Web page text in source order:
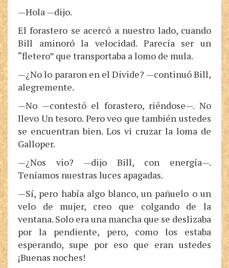
—Hola —dijo.
El forastero se acercó a nuestro lado, cuando
Bill aminoró la velocidad. Parecía ser un
“fletero” que transportaba a lomo de mula.
—¿No lo pararon en el Divide? —continuó Bill,
alegremente.
—No —contestó el forastero, riéndose—. No
llevo Un tesoro. Pero veo que también ustedes
se encuentran bien. Los vi cruzar la loma de
Galloper.
—¿Nos vio? —dijo Bill, con energía—.
Teníamos nuestras luces apagadas.
—Sí, pero había algo blanco, un pañuelo o un
velo de mujer, creo que colgando de la
ventana. Solo era una mancha que se deslizaba
por la pendiente, pero, como los estaba
esperando, supe por eso que eran ustedes
¡Buenas noches!